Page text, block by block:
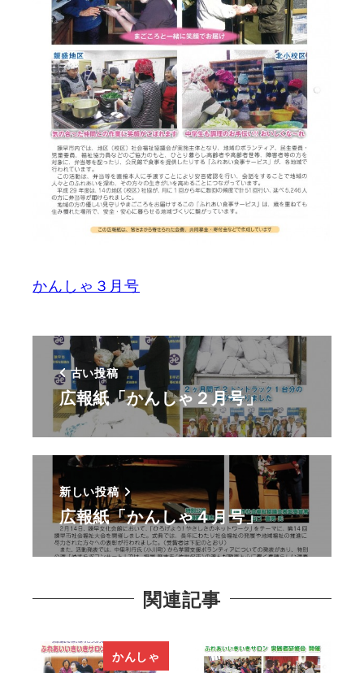
かんしゃ３月号
古い投稿
広報紙「かんしゃ２月号」
新しい投稿
広報紙「かんしゃ４月号」
関連記事
かんしゃ